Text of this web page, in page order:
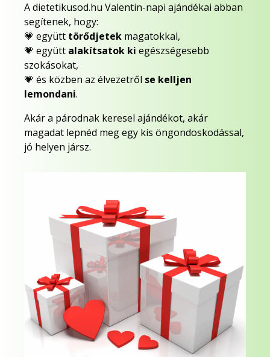
A dietetikusod.hu Valentin-napi ajándékai abban
segítenek, hogy:
💗 együtt törődjetek magatokkal,
💗 együtt alakítsatok ki egészségesebb
szokásokat,
💗 és közben az élvezetről se kelljen
lemondani.
Akár a párodnak keresel ajándékot, akár
magadat lepnéd meg egy kis öngondoskodással,
jó helyen jársz.